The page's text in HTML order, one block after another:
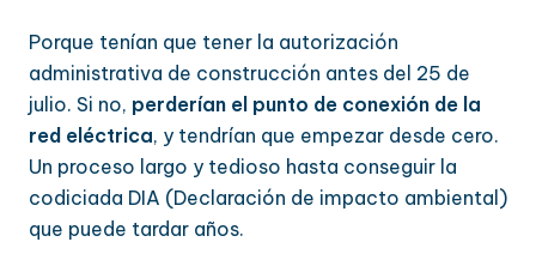
Porque tenían que tener la autorización
administrativa de construcción antes del 25 de
julio. Si no, perderían el punto de conexión de la
red eléctrica, y tendrían que empezar desde cero.
Un proceso largo y tedioso hasta conseguir la
codiciada DIA (Declaración de impacto ambiental)
que puede tardar años.